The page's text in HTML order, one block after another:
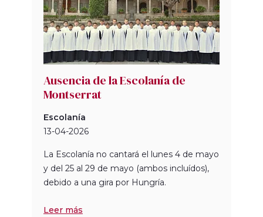
Ausencia de la Escolanía de
Montserrat
Escolanía
13-04-2026
La Escolanía no cantará el lunes 4 de mayo
y del 25 al 29 de mayo (ambos incluídos),
debido a una gira por Hungría.
Leer más